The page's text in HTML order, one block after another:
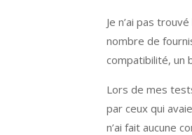
Je n’ai pas
nombre de
compatibilité, un
Lors de mes
par ceux qui
n’ai fait aucune